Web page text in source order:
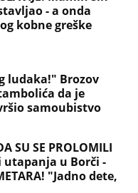
- a onda
kobne greške
ludaka!" Brozov
da je
samoubistvo
SU SE PROLOMILI
utapanja u Borči -
"Jadno dete,